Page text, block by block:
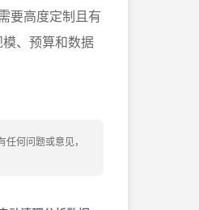
要高度定制且有
、预算和数据
何问题或意见，